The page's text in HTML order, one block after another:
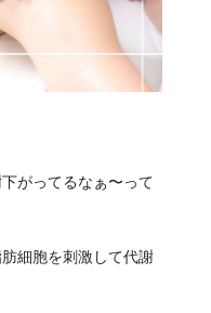
がってるなぁ〜って
細胞を刺激して代謝